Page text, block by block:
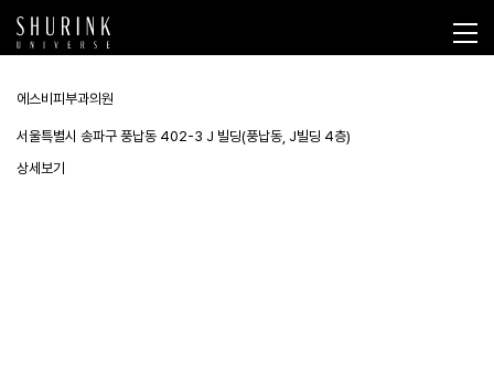
에스비피부과의원
서울특별시 송파구 풍납동 402-3 J 빌딩(풍납동, J빌딩 4층)
상세보기